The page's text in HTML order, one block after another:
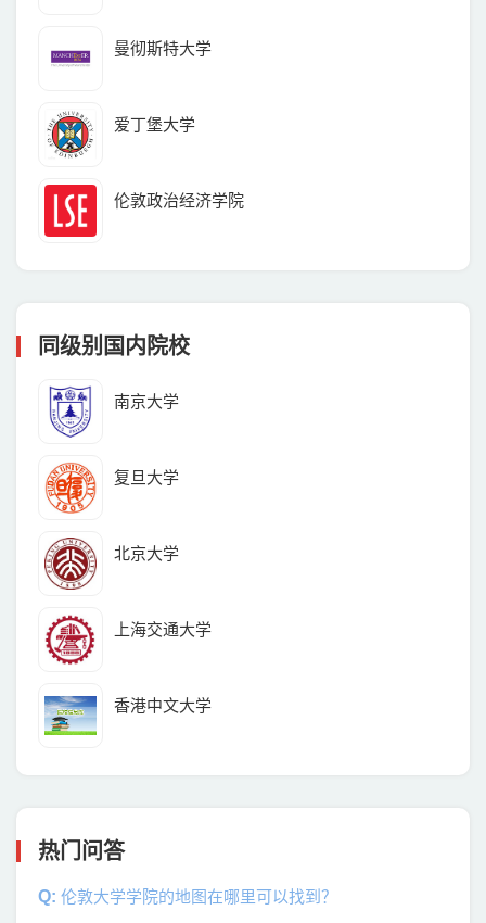
曼彻斯特大学
爱丁堡大学
伦敦政治经济学院
同级别国内院校
南京大学
复旦大学
北京大学
上海交通大学
香港中文大学
热门问答
Q: 伦敦大学学院的地图在哪里可以找到？